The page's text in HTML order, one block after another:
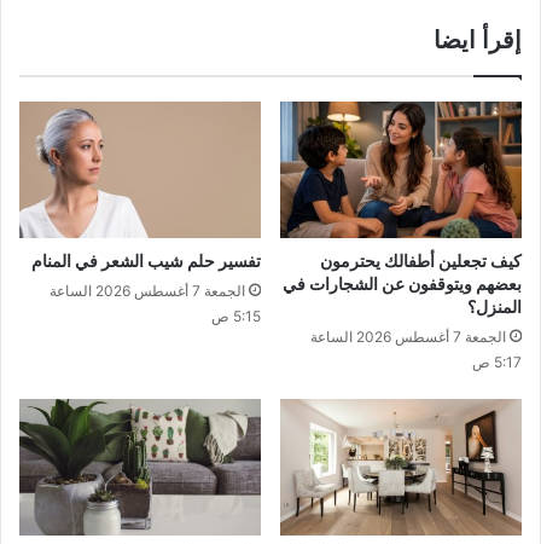
إقرأ ايضا
كيف تجعلين أطفالك يحترمون
بعضهم ويتوقفون عن الشجارات في
المنزل؟
الجمعة 7 أغسطس 2026 الساعة
5:17 ص
تفسير حلم شيب الشعر في المنام
الجمعة 7 أغسطس 2026 الساعة
5:15 ص